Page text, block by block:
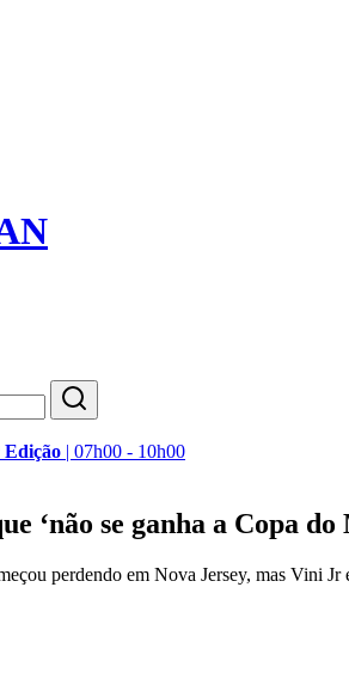
Edição | 07h00 - 10h00
‘não se ganha a Copa
perdendo em Nova Jersey, mas Vini